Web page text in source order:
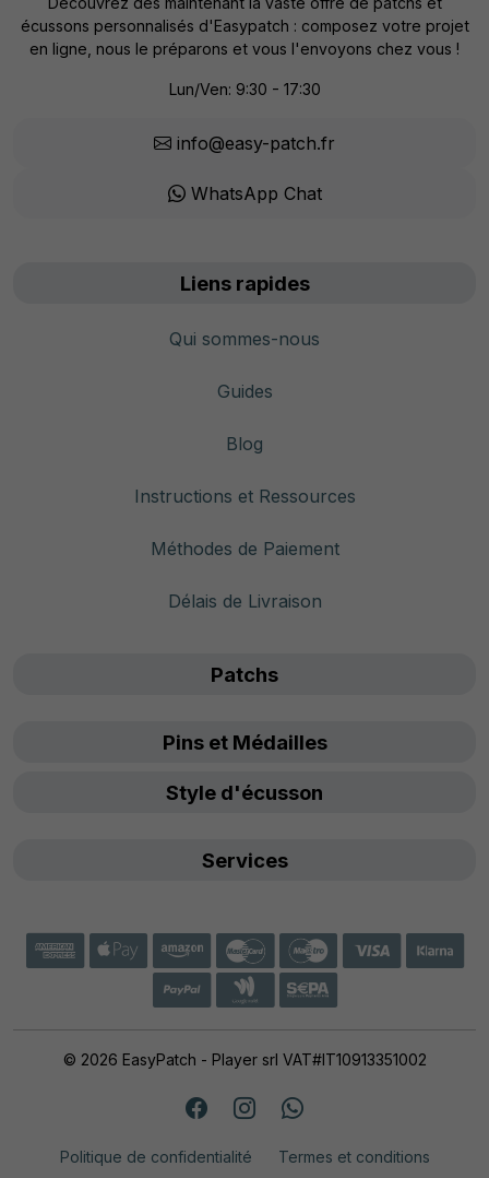
écussons personnalisés d'Easypatch : composez votre projet
en ligne, nous le préparons et vous l'envoyons chez vous !
Lun/Ven: 9:30 - 17:30
info@easy-patch.fr
WhatsApp Chat
Liens rapides
Qui sommes-nous
Guides
Blog
Instructions et Ressources
Méthodes de Paiement
Délais de Livraison
Patchs
Pins et Médailles
Style d'écusson
Services
© 2026 EasyPatch - Player srl VAT#IT10913351002
Politique de confidentialité Termes et conditions